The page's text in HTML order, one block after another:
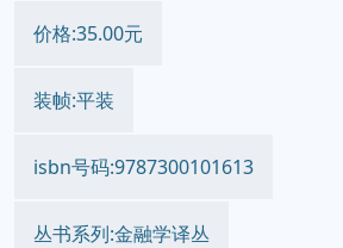
价格:35.00元
装帧:平装
isbn号码:9787300101613
丛书系列:金融学译丛